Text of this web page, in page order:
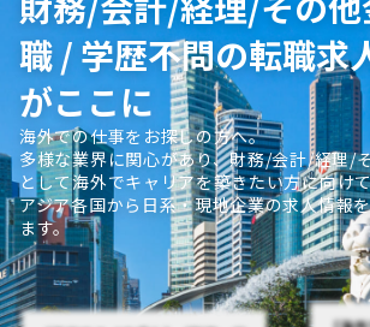
職 / 学歴不問の転職求
がここに
海外での仕事をお探しの方へ。
多様な業界に関心があり、財務/会計/経理/
として海外でキャリアを築きたい方に向け
アジア各国から日系・現地企業の求人情報
ます。